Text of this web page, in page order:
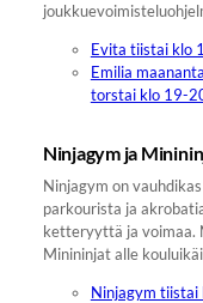
Evita tiistai klo
Emilia
torstai klo 19-
Ninjagym ja
Ninjagym on
parkourista ja
ketteryyttä ja voimaa.
Minininjat alle
Ninjagym